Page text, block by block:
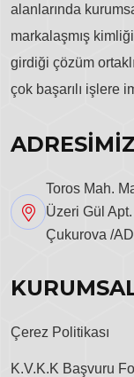
alanlarında
markalaşmış
girdiği çözüm
çok başarılı işlere
Toros Mah.
Üzeri Gül
Çukurova /
Çerez Politikası
K.V.K.K Başvuru